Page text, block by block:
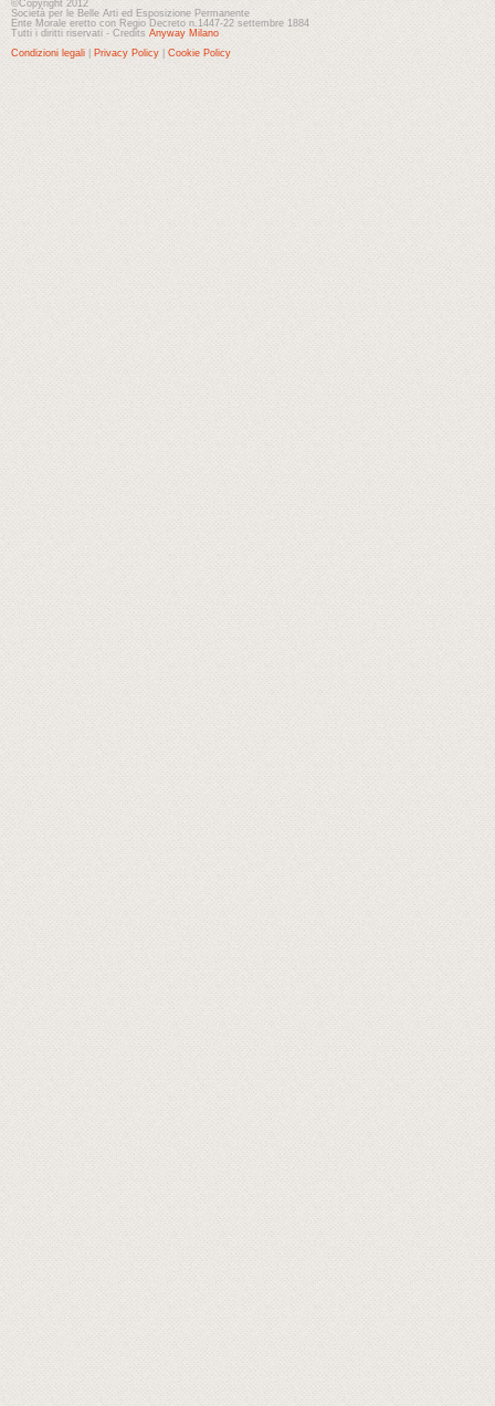
©Copyright 2012
Società per le Belle Arti ed Esposizione Permanente
Ente Morale eretto con Regio Decreto n.1447-22 settembre 1884
Tutti i diritti riservati - Credits Anyway Milano
Condizioni legali
Privacy Policy Cookie Policy